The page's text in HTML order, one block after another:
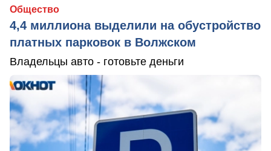
Общество
4,4 миллиона выделили на обустройство
платных парковок в Волжском
Владельцы авто - готовьте деньги